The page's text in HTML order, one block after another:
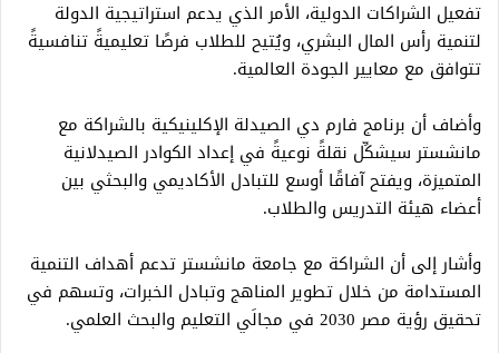
تفعيل الشراكات الدولية، الأمر الذي يدعم استراتيجية الدولة
لتنمية رأس المال البشري، ويُتيح للطلاب فرصًا تعليميةً تنافسيةً
تتوافق مع معايير الجودة العالمية.
وأضاف أن برنامج فارم دي الصيدلة الإكلينيكية بالشراكة مع
مانشستر سيشكِّل نقلةً نوعيةً في إعداد الكوادر الصيدلانية
المتميزة، ويفتح آفاقًا أوسع للتبادل الأكاديمي والبحثي بين
أعضاء هيئة التدريس والطلاب.
وأشار إلى أن الشراكة مع جامعة مانشستر تدعم أهداف التنمية
المستدامة من خلال تطوير المناهج وتبادل الخبرات، وتسهم في
تحقيق رؤية مصر 2030 في مجالَي التعليم والبحث العلمي.